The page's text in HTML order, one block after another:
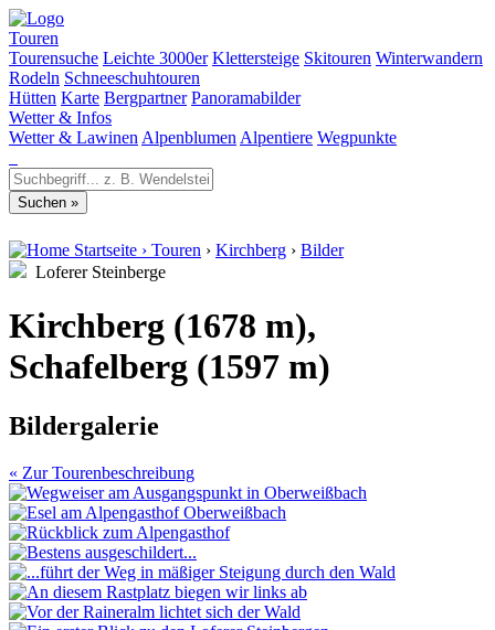
Touren
Tourensuche Leichte 3000er Klettersteige Skitouren Winterwandern
Rodeln Schneeschuhtouren
Hütten Karte Bergpartner Panoramabilder
Wetter & Infos
Wetter & Lawinen Alpenblumen Alpentiere Wegpunkte
Startseite › Touren › Kirchberg › Bilder
Loferer Steinberge
Kirchberg (1678 m),
Schafelberg (1597 m)
Bildergalerie
« Zur Tourenbeschreibung